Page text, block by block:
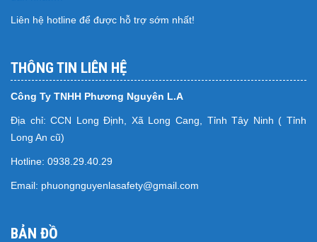
Liên hệ hotline để được hỗ trợ sớm nhất!
THÔNG TIN LIÊN HỆ
Công Ty TNHH Phương Nguyên L.A
Địa chỉ: CCN Long Định, Xã Long Cang, Tỉnh Tây Ninh ( Tỉnh
Long An cũ)
Hotline: 0938.29.40.29
Email: phuongnguyenlasafety@gmail.com
BẢN ĐỒ